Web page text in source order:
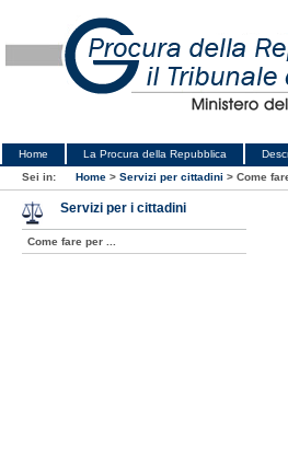
Home La Procura della Repubblica
Sei in:
Home > Servizi per cittadini > Come
Servizi per i cittadini
Come fare per ...